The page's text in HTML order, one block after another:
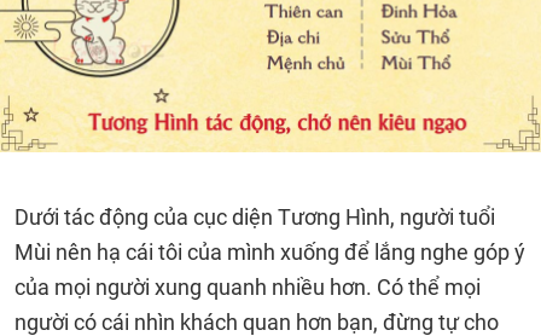
Dưới tác động của cục diện Tương Hình, người tuổi
Mùi nên hạ cái tôi của mình xuống để lắng nghe góp ý
của mọi người xung quanh nhiều hơn. Có thể mọi
người có cái nhìn khách quan hơn bạn, đừng tự cho